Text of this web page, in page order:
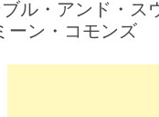
ル・アンド・ス
ーン・コモンズ